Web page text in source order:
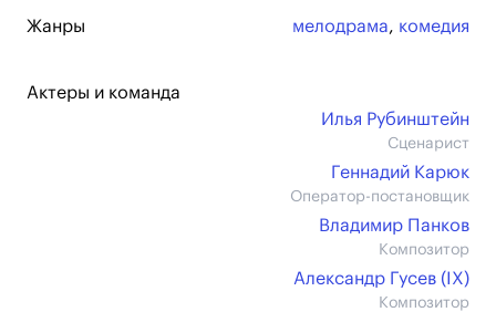
Жанры мелодрама, комедия
Актеры и команда
Илья Рубинштейн
Сценарист
Геннадий Карюк
Оператор-постановщик
Владимир Панков
Композитор
Александр Гусев (IX)
Композитор